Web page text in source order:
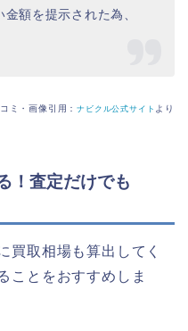
額を提示された為、
ミ・画像引用：ナビクル公式サイト より
！査定だけでも
買取相場も算出してく
ことをおすすめしま